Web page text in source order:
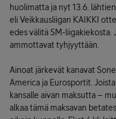
huolimatta ja nyt 13.6.
eli Veikkausliigan KAIKKI
edes välitä SM-liigakiekosta.
ammottavat tyhjyyttään.
Ainoat järkevät kanavat
America ja Eurosportit.
kansalle aivan maksutta –
alkaa tämä maksavan